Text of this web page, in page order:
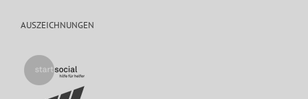
AUSZEICHNUNGEN